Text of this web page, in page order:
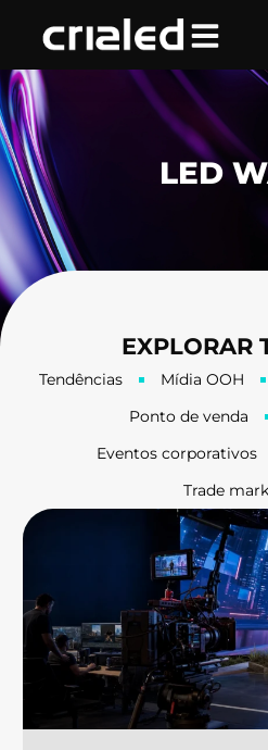
conteúdo
LED
EXPLORAR
Tendências Mídia OOH
Ponto de venda
Eventos corporativos
Trade